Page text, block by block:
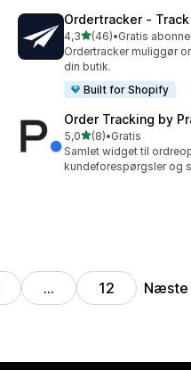
Ordertracker ‑
4,3ud af 5 stjerner
(46)
46 anmeldelser i alt
•
Ordertracker muliggør
din butik.
Built for Shopify
Order Tracking by
5,0ud af 5 stjerner
(8)
8 anmeldelser i alt
•Gratis
Samlet widget til
kundeforespørgsler og
… 12 Næste